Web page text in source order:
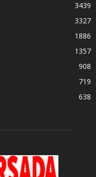
3439
3327
1886
1357
908
719
638